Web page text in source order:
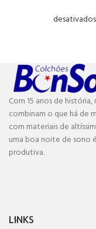
desativados
Com 15 anos de
combinam o que há de
com materiais de
uma boa noite de sono
produtiva.
LINKS